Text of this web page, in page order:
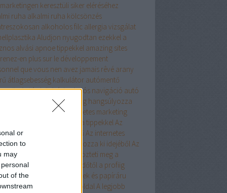
or
to
may
of the
keresztüli siker eléréséhez
ruha alkalmi ruha kölcsönzés
alkoholos filc allergia vizsgálat
Aludjon nyugodtan ezekkel a
alvási apnoe tippekkel amazing sites
en plus sur le développement
que vous nen avez jamais rêvé arany
átlagsebesség kalkulátor autómentő
Autós hűtőtáskaAutós navigáció autó
Az internetes marketing hangsúlyozza
Ez a tanács segítAz internetes marketing
fog tenni ezekkel a tippekkelAz
marketing nagyszerű Az internetes
a lehető legtöbbet hozza ki idejébőlAz
Marketing nem különbözteti meg a
vagy a profikat
A kezdőtől a profiig
a kreatív hobby termékek és papíráru
tippekkel
a legjobb oldalA legjobb